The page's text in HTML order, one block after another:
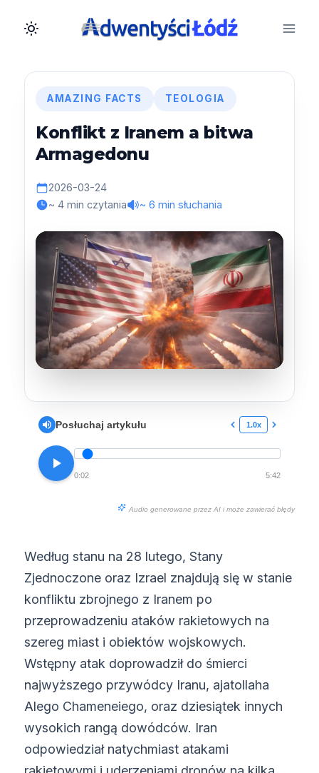
AMAZING FACTS TEOLOGIA
Konflikt z Iranem a bitwa
Armagedonu
2026-03-24
~ 4 min czytania
~ 6 min słuchania
Posłuchaj artykułu 1.0x
0:02 5:42
Audio generowane przez AI i może zawierać błędy
Według stanu na 28 lutego, Stany
Zjednoczone oraz Izrael znajdują się w stanie
konfliktu zbrojnego z Iranem po
przeprowadzeniu ataków rakietowych na
szereg miast i obiektów wojskowych.
Wstępny atak doprowadził do śmierci
najwyższego przywódcy Iranu, ajatollaha
Alego Chameneiego, oraz dziesiątek innych
wysokich rangą dowódców. Iran
odpowiedział natychmiast atakami